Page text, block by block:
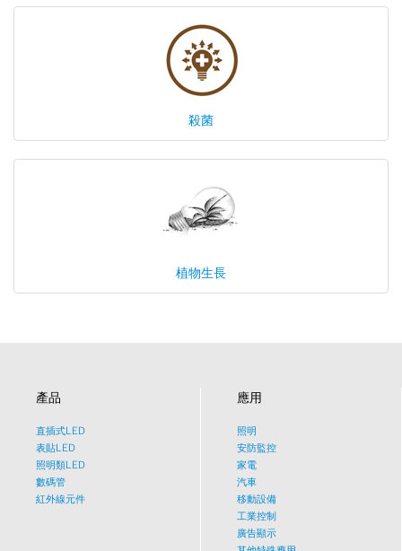
殺菌
植物生長
產品
直插式LED
表貼LED
照明類LED
數碼管
紅外線元件
應用
照明
安防監控
家電
汽車
移動設備
工業控制
廣告顯示
陸希